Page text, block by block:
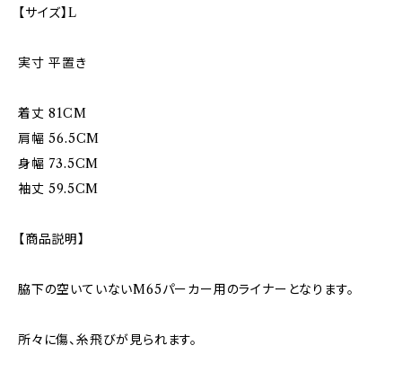
【サイズ】L
実寸 平置き
着丈 81CM
肩幅 56.5CM
身幅 73.5CM
袖丈 59.5CM
【商品説明】
脇下の空いていないM65パーカー用のライナーとなります。
所々に傷、糸飛びが見られます。